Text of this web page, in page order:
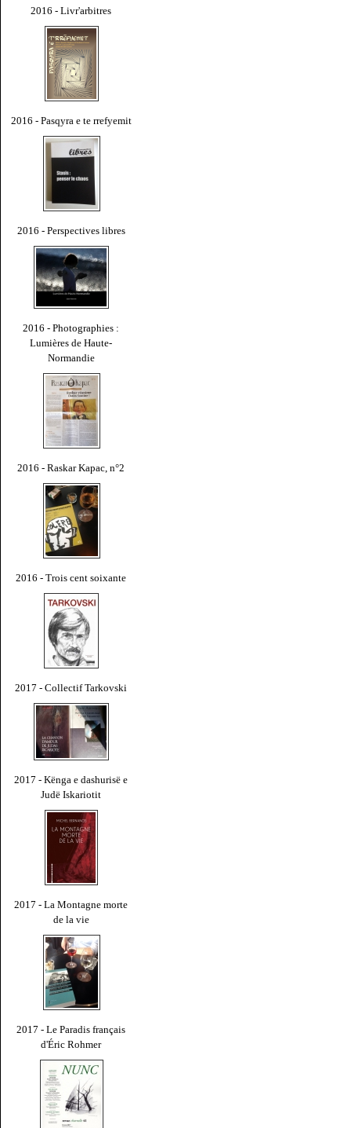
2016 - Livr'arbitres
2016 - Pasqyra e te rrefyemit
2016 - Perspectives libres
2016 - Photographies :
Lumières de Haute-
Normandie
2016 - Raskar Kapac, n°2
2016 - Trois cent soixante
2017 - Collectif Tarkovski
2017 - Kënga e dashurisë e
Judë Iskariotit
2017 - La Montagne morte
de la vie
2017 - Le Paradis français
d'Éric Rohmer